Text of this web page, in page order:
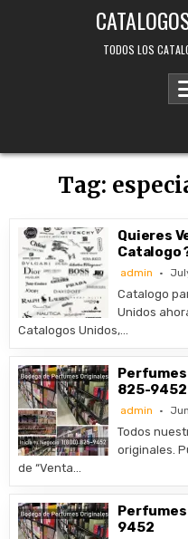
TODOS LOS
Tag:
Quieres
Catalogo
admin
Catalogo
Unidos
Catalogos Unidos,…
Perfumes
825-9452
admin
Todos
originales.
de “Venta…
9452